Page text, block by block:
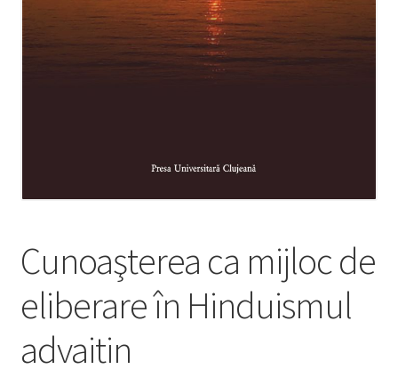
Cunoaşterea ca mijloc de
eliberare în Hinduismul
advaitin